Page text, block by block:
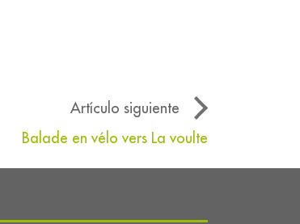
Artículo siguiente
Balade en vélo vers La voulte